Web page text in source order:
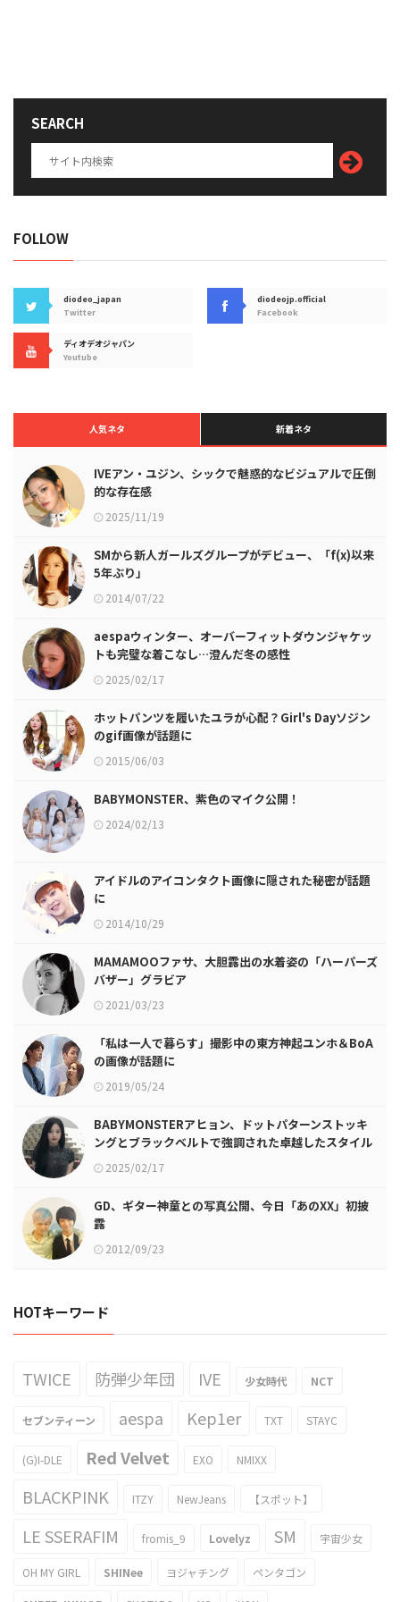
SEARCH
FOLLOW
diodeo_japan
Twitter
diodeojp.official
Facebook
ディオデオジャパン
Youtube
人気ネタ 新着ネタ
IVEアン・ユジン、シックで魅惑的なビジュアルで圧倒
的な存在感
2025/11/19
SMから新人ガールズグループがデビュー、「f(x)以来
5年ぶり」
2014/07/22
aespaウィンター、オーバーフィットダウンジャケッ
トも完璧な着こなし…澄んだ冬の感性
2025/02/17
ホットパンツを履いたユラが心配？Girl's Dayソジン
のgif画像が話題に
2015/06/03
BABYMONSTER、紫色のマイク公開！
2024/02/13
アイドルのアイコンタクト画像に隠された秘密が話題
に
2014/10/29
MAMAMOOファサ、大胆露出の水着姿の「ハーパーズ
バザー」グラビア
2021/03/23
「私は一人で暮らす」撮影中の東方神起ユンホ＆BoA
の画像が話題に
2019/05/24
BABYMONSTERアヒョン、ドットパターンストッキ
ングとブラックベルトで強調された卓越したスタイル
比率2025/02/17
GD、ギター神童との写真公開、今日「あのXX」初披
露
2012/09/23
HOTキーワード
TWICE 防弾少年団 IVE 少女時代 NCT
セブンティーン aespa Kep1er TXT STAYC
(G)I-DLE Red Velvet EXO NMIXX
BLACKPINK ITZY NewJeans 【スポット】
LE SSERAFIM fromis_9 Lovelyz SM 宇宙少女
OH MY GIRL SHINee ヨジャチング ペンタゴン